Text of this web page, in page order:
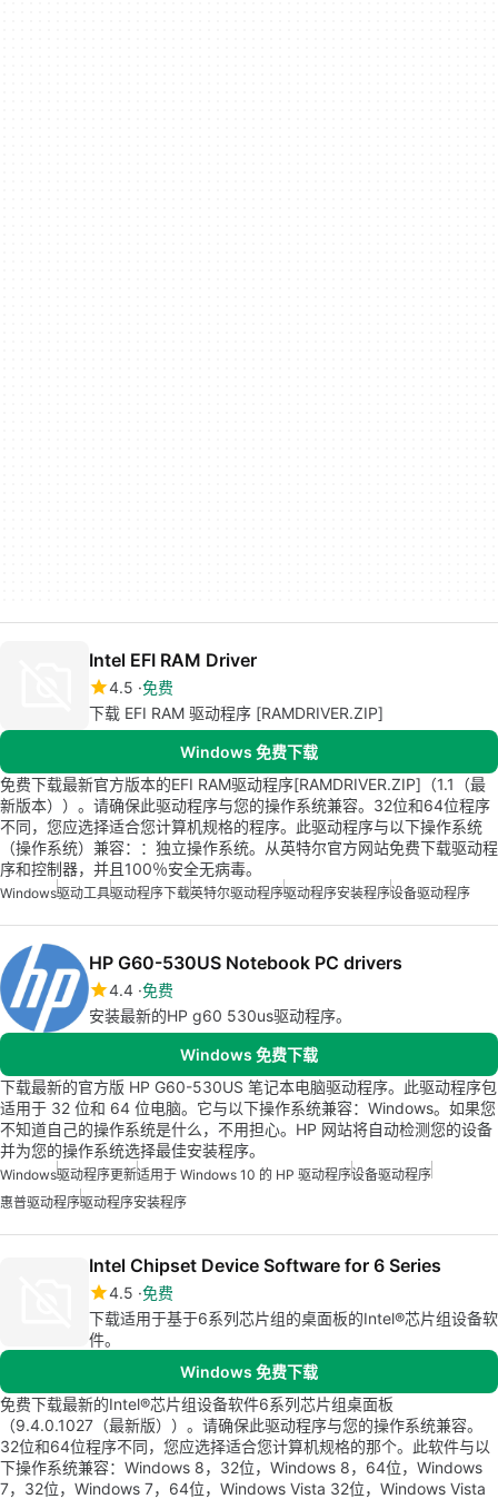
Intel EFI RAM Driver
4.5 免费
下载 EFI RAM 驱动程序 [RAMDRIVER.ZIP]
Windows 免费下载
免费下载最新官方版本的EFI RAM驱动程序[RAMDRIVER.ZIP]（1.1（最
新版本））。请确保此驱动程序与您的操作系统兼容。32位和64位程序
不同，您应选择适合您计算机规格的程序。此驱动程序与以下操作系统
（操作系统）兼容：：独立操作系统。从英特尔官方网站免费下载驱动程
序和控制器，并且100％安全无病毒。
Windows驱动工具驱动程序下载英特尔驱动程序驱动程序安装程序设备驱动程序
HP G60-530US Notebook PC drivers
4.4 免费
安装最新的HP g60 530us驱动程序。
Windows 免费下载
下载最新的官方版 HP G60-530US 笔记本电脑驱动程序。此驱动程序包
适用于 32 位和 64 位电脑。它与以下操作系统兼容：Windows。如果您
不知道自己的操作系统是什么，不用担心。HP 网站将自动检测您的设备
并为您的操作系统选择最佳安装程序。
Windows驱动程序更新适用于 Windows 10 的 HP 驱动程序设备驱动程序
惠普驱动程序驱动程序安装程序
Intel Chipset Device Software for 6 Series
4.5 免费
下载适用于基于6系列芯片组的桌面板的Intel®芯片组设备软
件。
Windows 免费下载
免费下载最新的Intel®芯片组设备软件6系列芯片组桌面板
（9.4.0.1027（最新版））。请确保此驱动程序与您的操作系统兼容。
32位和64位程序不同，您应选择适合您计算机规格的那个。此软件与以
下操作系统兼容：Windows 8，32位，Windows 8，64位，Windows
7，32位，Windows 7，64位，Windows Vista 32位，Windows Vista